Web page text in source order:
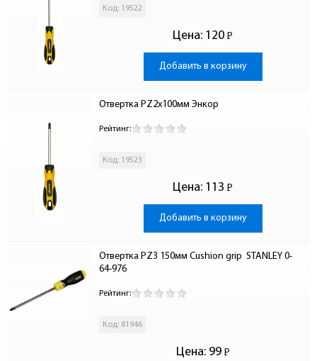
Код: 19522
Цена: 120 Р
-
Добавить в корзину
Отвертка PZ2х100мм Энкор
Рейтинг:
Код: 19523
Цена: 113 Р
-
Добавить в корзину
Отвертка PZ3 150мм Cushion grip  STANLEY 0-
64-976
Рейтинг:
Код: 81946
Цена: 99 Р
-